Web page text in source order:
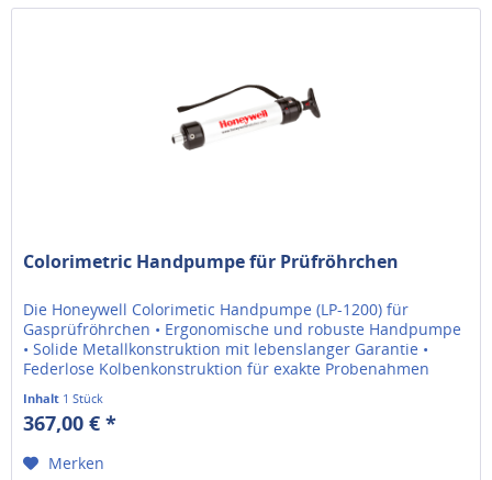
Colorimetric Handpumpe für Prüfröhrchen
Die Honeywell Colorimetic Handpumpe (LP-1200) für
Gasprüfröhrchen • Ergonomische und robuste Handpumpe
• Solide Metallkonstruktion mit lebenslanger Garantie •
Federlose Kolbenkonstruktion für exakte Probenahmen
Inhalt 1 Stück
367,00 € *
Merken